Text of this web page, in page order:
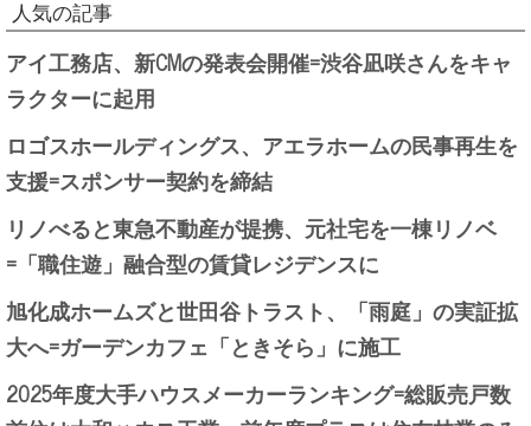
人気の記事
アイ工務店、新CMの発表会開催=渋谷凪咲さんをキャ
ラクターに起用
ロゴスホールディングス、アエラホームの民事再生を
支援=スポンサー契約を締結
リノべると東急不動産が提携、元社宅を一棟リノベ
=「職住遊」融合型の賃貸レジデンスに
旭化成ホームズと世田谷トラスト、「雨庭」の実証拡
大へ=ガーデンカフェ「ときそら」に施工
2025年度大手ハウスメーカーランキング=総販売戸数